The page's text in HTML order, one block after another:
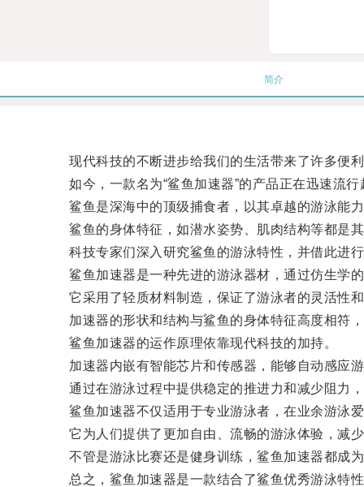
简介
现代科技的不断进步给我们的生活带来了许多便利
如今，一款名为“鲨鱼加速器”的产品正在迅速流行
鲨鱼是深海中的顶级捕食者，以其卓越的游泳能
鲨鱼的身体特征，如潜水姿势、肌肉结构等都是其
科技专家们深入研究鲨鱼的游泳特性，并借此进行
鲨鱼加速器是一种先进的游泳器材，通过仿生学的
它采用了轻质材料制造，保证了游泳者的灵活性
加速器的形状和结构与鲨鱼的身体特征高度相符，
鲨鱼加速器的运作原理依靠现代科技的加持。
加速器内嵌有智能芯片和传感器，能够自动感应
通过在游泳过程中提供稳定的推进力和减少阻力，
鲨鱼加速器不仅适用于专业游泳者，在业余游泳爱
它为人们提供了更加自由、流畅的游泳体验，减
不管是游泳比赛还是健身训练，鲨鱼加速器都成为
总之，鲨鱼加速器是一款结合了鲨鱼优秀游泳特性